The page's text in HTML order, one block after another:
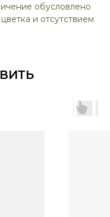
обусловлено
и отсутствием